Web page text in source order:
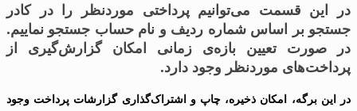
در این قسمت می‌توانیم پرداختی موردنظر را در کادر
جستجو بر اساس شماره ردیف و نام حساب جستجو نماییم.
در صورت تعیین بازه‌ی زمانی امکان گزارش‌گیری از
پرداخت‌های موردنظر وجود دارد.
در این برگه، امکان ذخیره، چاپ و اشتراک‌گذاری گزارشات پرداخت وجود